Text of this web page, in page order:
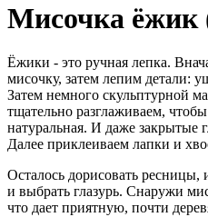
Мисочка ёжик
Ёжики - это ручная лепка.
мисочку, затем лепим детали:
Затем немного скульптурной
тщательно разглаживаем,
натуральная. И даже закрытые
Далее приклеиваем лапки и
Осталось дорисовать
и выбрать глазурь. Снаружи
что дает приятную, почти